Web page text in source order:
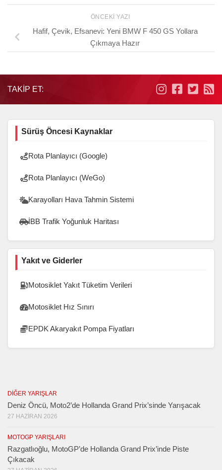
ÖNCEKI YAZI
Hafif, Çevik, Efsanevi: Yeni BMW F 450 GS Yollara
Çıkmaya Hazır
TAKIP ET:
Sürüş Öncesi Kaynaklar
Rota Planlayıcı (Google)
Rota Planlayıcı (WeGo)
Karayolları Hava Tahmin Sistemi
İBB Trafik Yoğunluk Haritası
Yakıt ve Giderler
Motosiklet Yakıt Tüketim Verileri
Motosiklet Hız Sınırı
EPDK Akaryakıt Pompa Fiyatları
DIĞER YARIŞLAR
Deniz Öncü, Moto2’de Hollanda Grand Prix’sinde Yarışacak
27 HAZIRAN 2026
MOTOGP YARIŞLARI
Razgatlıoğlu, MotoGP’de Hollanda Grand Prix’inde Piste
Çıkacak